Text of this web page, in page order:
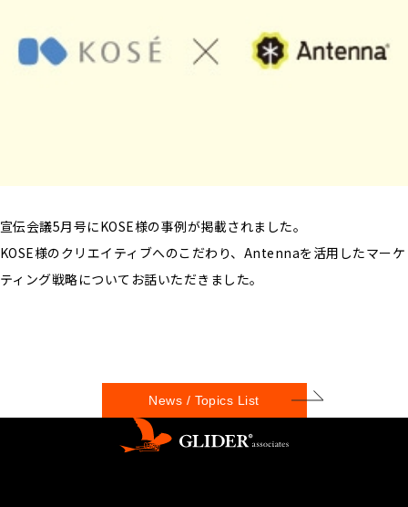
宣伝会議5月号にKOSE様の事例が掲載されました。
KOSE様のクリエイティブへのこだわり、Antennaを活用したマーケ
ティング戦略についてお話いただきました。
News / Topics List